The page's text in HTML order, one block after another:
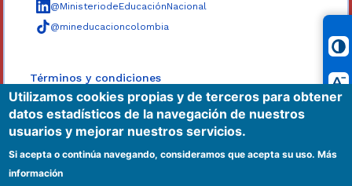
@MinisteriodeEducaciónNacional
@mineducacioncolombia
Términos y condiciones
Políticas
Mapa del sitio
Accesibilidad
Utilizamos cookies propias y de terceros para obtener
datos estadísticos de la navegación de nuestros
usuarios y mejorar nuestros servicios.
Si acepta o continúa navegando, consideramos que acepta su uso.Más
información